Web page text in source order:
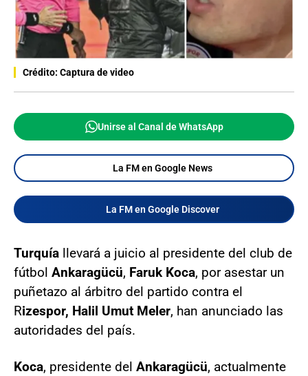
Crédito: Captura de video
Unirse al Canal de WhatsApp
La FM en Google News
La FM en Google Discover
Turquía llevará a juicio al presidente del club de
fútbol Ankaragücü, Faruk Koca, por asestar un
puñetazo al árbitro del partido contra el
Rizespor, Halil Umut Meler, han anunciado las
autoridades del país.
Koca, presidente del Ankaragücü, actualmente